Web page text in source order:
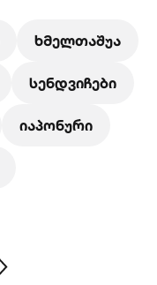
ხმელთაშუა
სენდვიჩები
იაპონური